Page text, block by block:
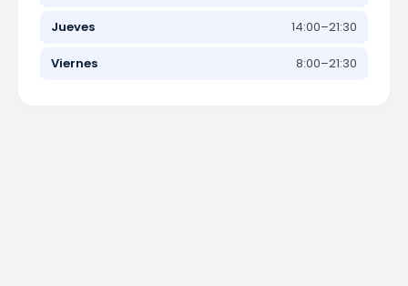
Jueves 14:00–21:30
Viernes 8:00–21:30